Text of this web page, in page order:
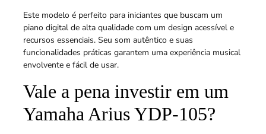
Este modelo é perfeito para iniciantes que buscam um
piano digital de alta qualidade com um design acessível e
recursos essenciais. Seu som autêntico e suas
funcionalidades práticas garantem uma experiência musical
envolvente e fácil de usar.
Vale a pena investir em um
Yamaha Arius YDP-105?